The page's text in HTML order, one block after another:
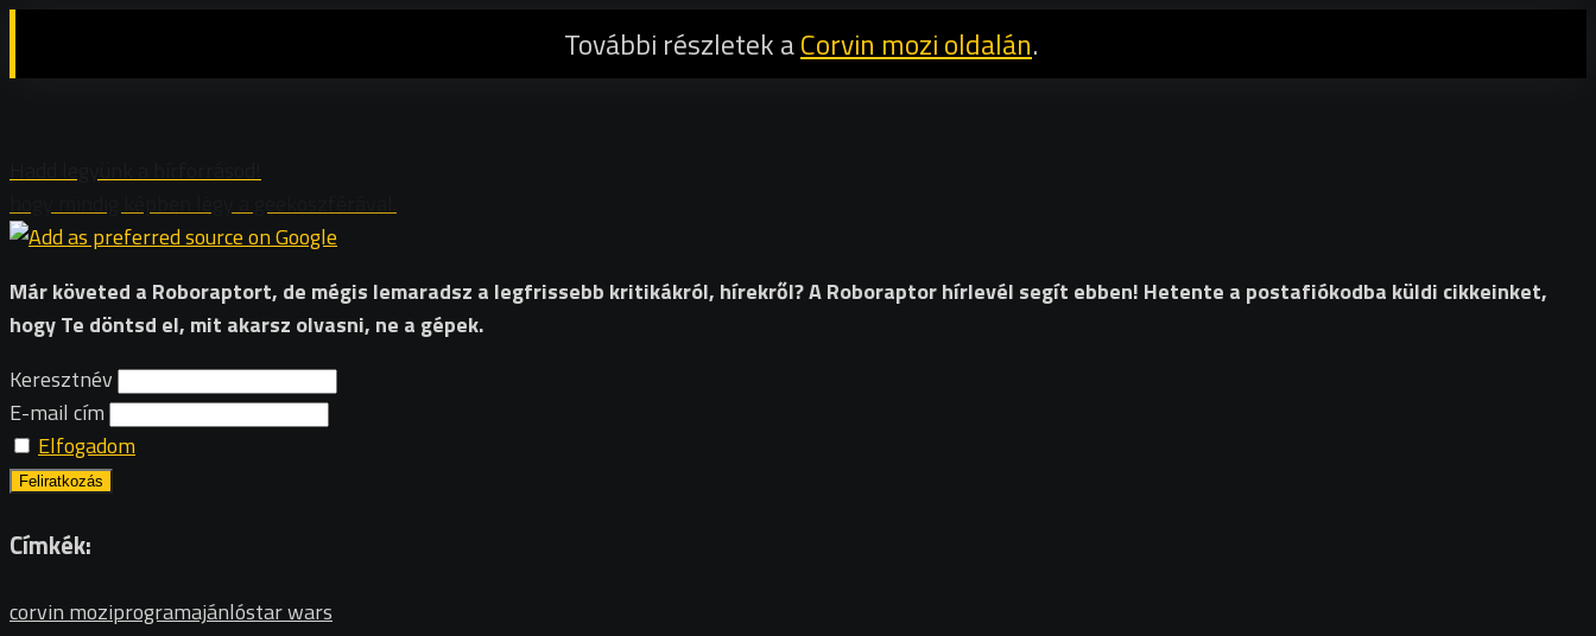
További részletek aCorvin mozi oldalán.
Már követed a Roboraptort, de mégis lemaradsz a legfrissebb kritikákról, hírekről? A Roboraptor hírlevél segít ebben! Hetente a postafiókodba küldi cikkeinket,
hogy Te döntsd el, mit akarsz olvasni, ne a gépek.
Keresztnév
E-mail cím
Elfogadom
Címkék:
corvin moziprogramajánlóstar wars